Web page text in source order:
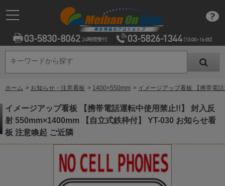
キーワードから探す
キーワードから探す
ホーム > お知らせ・注意看板 > 1400×550mm > イメージアップ看板 【携帯電
イメージアップ看板 【携帯電話運転中使用禁止!!】 封入反
射 550mm×1400mm 【自立式鉄枠付】 YT-030 お知らせ看
板 注意喚起 ご近隣